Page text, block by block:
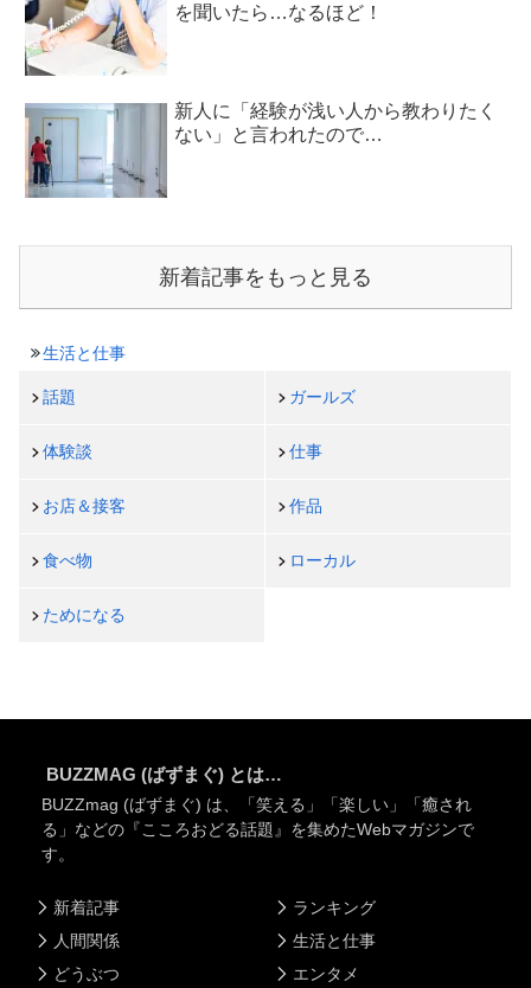
を聞いたら…なるほど！
新人に「経験が浅い人から教わりたく
ない」と言われたので…
新着記事をもっと見る
生活と仕事
話題 ガールズ
体験談 仕事
お店＆接客 作品
食べ物 ローカル
ためになる
BUZZMAG (ばずまぐ) とは…
BUZZmag (ばずまぐ) は、「笑える」「楽しい」「癒され
る」などの『こころおどる話題』を集めたWebマガジンで
す。
新着記事
人間関係
どうぶつ
ランキング
生活と仕事
エンタメ